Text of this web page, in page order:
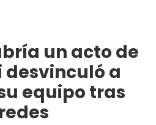
un acto de
desvinculó a
equipo tras